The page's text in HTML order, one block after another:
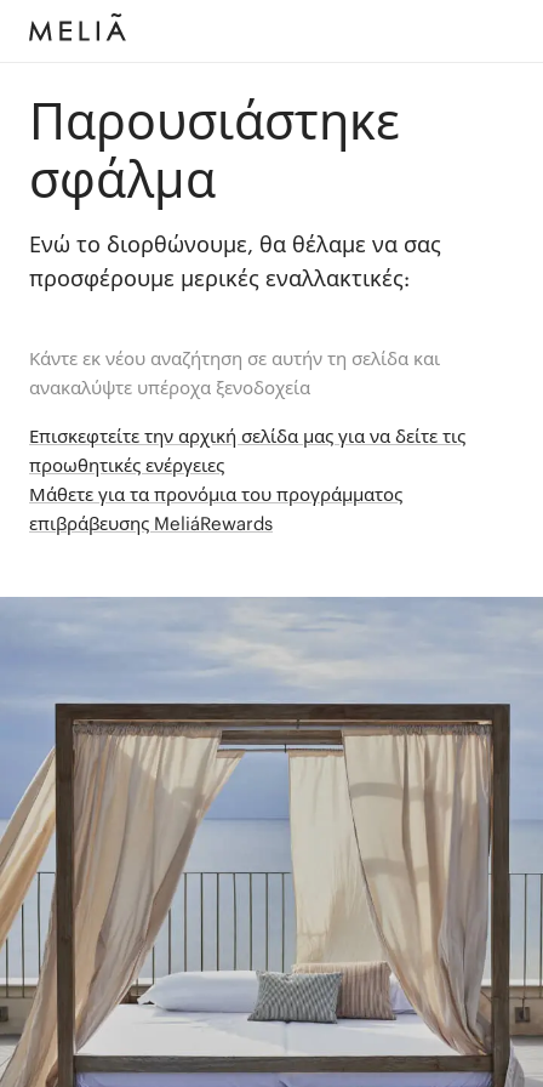
Παρουσιάστηκε
σφάλμα
Ενώ το διορθώνουμε, θα θέλαμε να σας
προσφέρουμε μερικές εναλλακτικές:
Κάντε εκ νέου αναζήτηση σε αυτήν τη σελίδα και
ανακαλύψτε υπέροχα ξενοδοχεία
Επισκεφτείτε την αρχική σελίδα μας για να δείτε τις
προωθητικές ενέργειες
Μάθετε για τα προνόμια του προγράμματος
επιβράβευσης MeliáRewards